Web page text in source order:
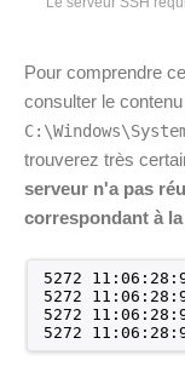
Pour comprendre
consulter le
trouverez très
serveur n'a pas
correspondant à
5272
5272
5272
5272